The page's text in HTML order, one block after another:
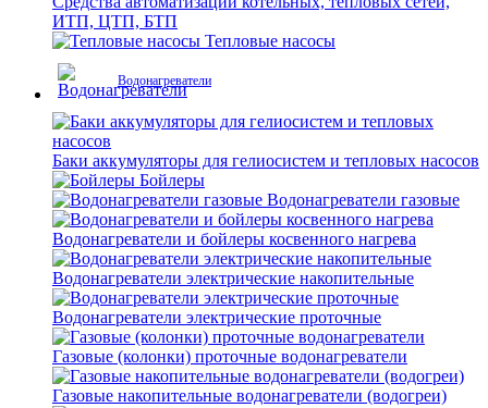
ИТП, ЦТП, БТП
Тепловые насосы
Водонагреватели
Баки аккумуляторы для гелиосистем и тепловых насосов
Бойлеры
Водонагреватели газовые
Водонагреватели и бойлеры косвенного нагрева
Водонагреватели электрические накопительные
Водонагреватели электрические проточные
Газовые (колонки) проточные водонагреватели
Газовые накопительные водонагреватели (водогреи)